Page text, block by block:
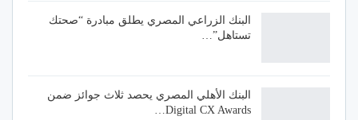
البنك الزراعي المصري يطلق مبادرة “صحتك
تستاهل”…
البنك الأهلي المصري يحصد ثلاث جوائز ضمن
Digital CX Awards…